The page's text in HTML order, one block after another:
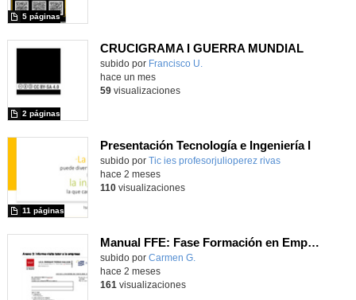
5 páginas
CRUCIGRAMA I GUERRA MUNDIAL
Contenido educativo.
subido por Francisco U.
2 páginas
hace un mes
59visualizaciones
Presentación Tecnología e Ingeniería I
Contenido educativo.
subido por Tic ies profesorjulioperez rivas
11 páginas
-
hace 2 meses
110visualizaciones
Manual FFE: Fase Formación en Empresa
Contenido educativo.
subido por Carmen G.
hace 2 meses
161 visualizaciones